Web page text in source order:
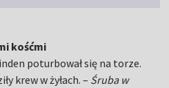
kośćmi
poturbował się na torze.
krew w żyłach. – Śruba w